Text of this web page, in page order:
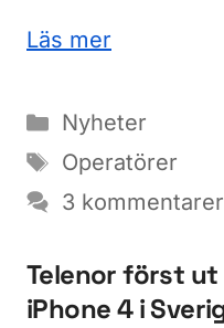
Läs mer
Kategorier
Nyheter
Etiketter
Operatörer
3 kommentarer
Telenor först ut
iPhone 4 i